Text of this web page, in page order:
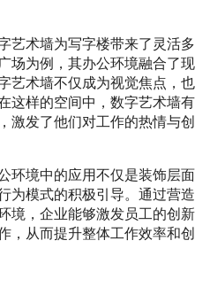
艺术墙为写字楼带来了灵活多
场为例，其办公环境融合了现
艺术墙不仅成为视觉焦点，也
这样的空间中，数字艺术墙有
激发了他们对工作的热情与创
环境中的应用不仅是装饰层面
为模式的积极引导。通过营造
境，企业能够激发员工的创新
，从而提升整体工作效率和创